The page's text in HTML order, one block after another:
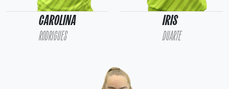
CAROLINA
RODRIGUES
IRIS
DUARTE